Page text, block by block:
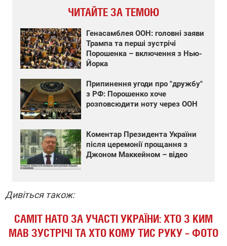
ЧИТАЙТЕ ЗА ТЕМОЮ
Генасамблея ООН: головні заяви
Трампа та перші зустрічі
Порошенка – включення з Нью-
Йорка
Припинення угоди про "дружбу"
з РФ: Порошенко хоче
розповсюдити ноту через ООН
Коментар Президента України
після церемонії прощання з
Джоном Маккейном – відео
Дивіться також:
САМІТ НАТО ЗА УЧАСТІ УКРАЇНИ: ХТО З КИМ
МАВ ЗУСТРІЧІ ТА ХТО КОМУ ТИС РУКУ – ФОТО